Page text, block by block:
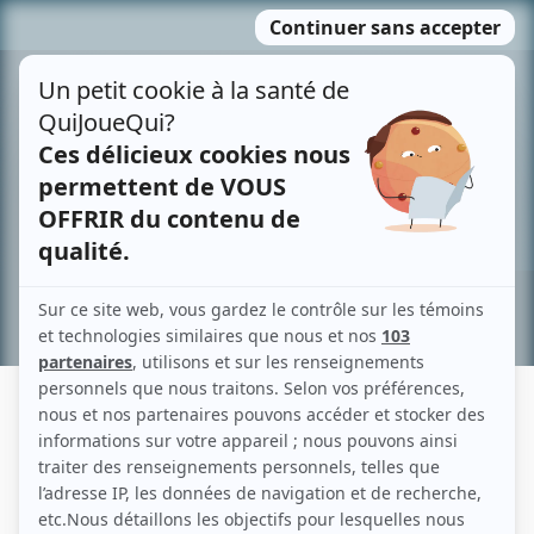
MENU
contenu
Recherche avancée »
PATRICK CARPENTIER
Liens
Fiche de Patrick Carpentier sur Showbizz.net